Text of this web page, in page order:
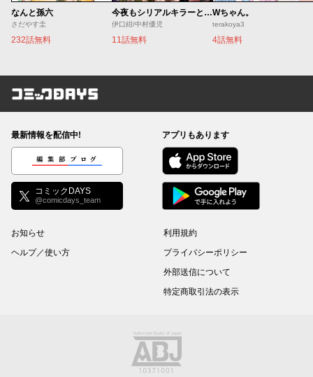
なんと孫六
さだやす圭
232話無料
今夜もシリアルキラーと待ち合わせ
伊口紺/中村優児
11話無料
Wちゃん。
terakoya3
4話無料
コミックDAYS
最新情報を配信中!
編集部ブログ
コミックDAYS
@comicdays_team
アプリもあります
お知らせ
ヘルプ／使い方
利用規約
プライバシーポリシー
外部送信について
特定商取引法の表示